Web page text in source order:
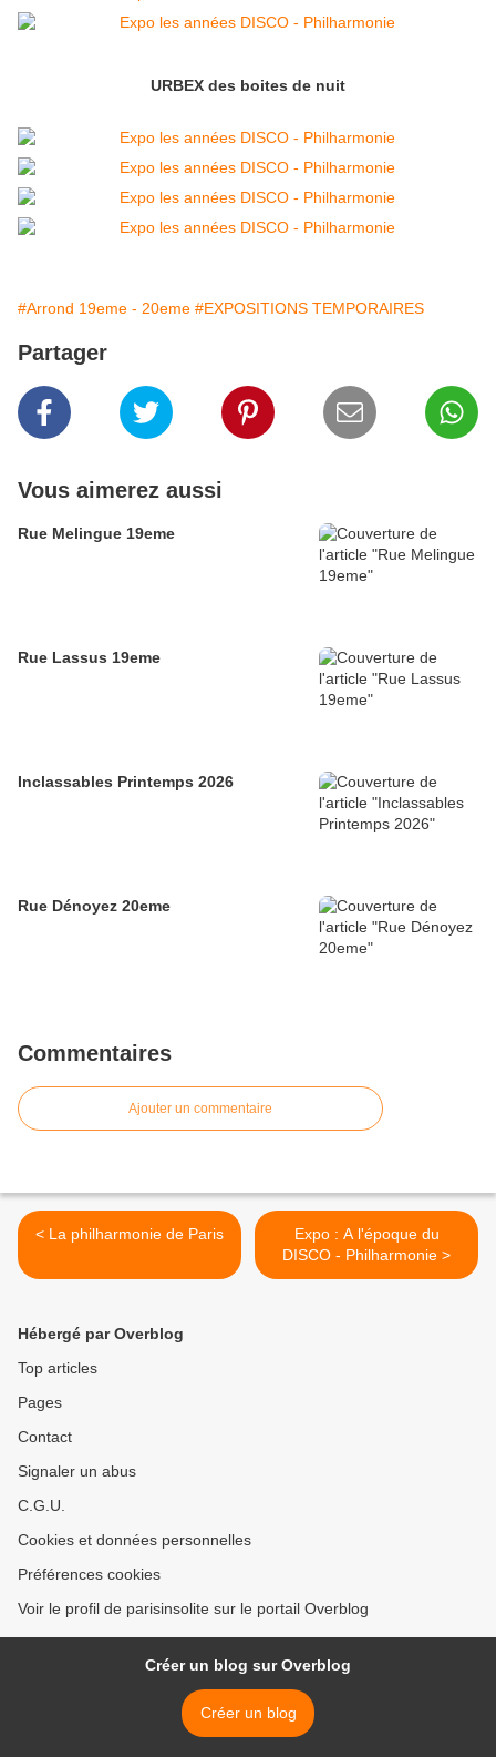
URBEX des boites de nuit
#Arrond 19eme - 20eme #EXPOSITIONS TEMPORAIRES
Partager
Vous aimerez aussi
Rue Melingue 19eme
Rue Lassus 19eme
Inclassables Printemps 2026
Rue Dénoyez 20eme
Commentaires
Ajouter un commentaire
< La philharmonie de Paris
Expo : A l'époque du
DISCO - Philharmonie >
Hébergé par Overblog
Top articles
Pages
Contact
Signaler un abus
C.G.U.
Cookies et données personnelles
Préférences cookies
Voir le profil de parisinsolite sur le portail Overblog
Créer un blog sur Overblog
Créer un blog